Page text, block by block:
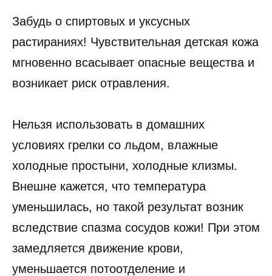
Забудь о спиртовых и уксусных
растираниях! Чувствительная детская кожа
мгновенно всасывает опасные вещества и
возникает риск отравления.
Нельзя использовать в домашних
условиях грелки со льдом, влажные
холодные простыни, холодные клизмы.
Внешне кажется, что температура
уменьшилась, но такой результат возник
вследствие спазма сосудов кожи! При этом
замедляется движение крови,
уменьшается потоотделение и